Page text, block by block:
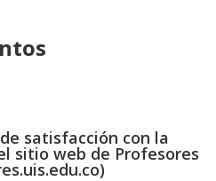
satisfacción con la
sitio web de Profesores